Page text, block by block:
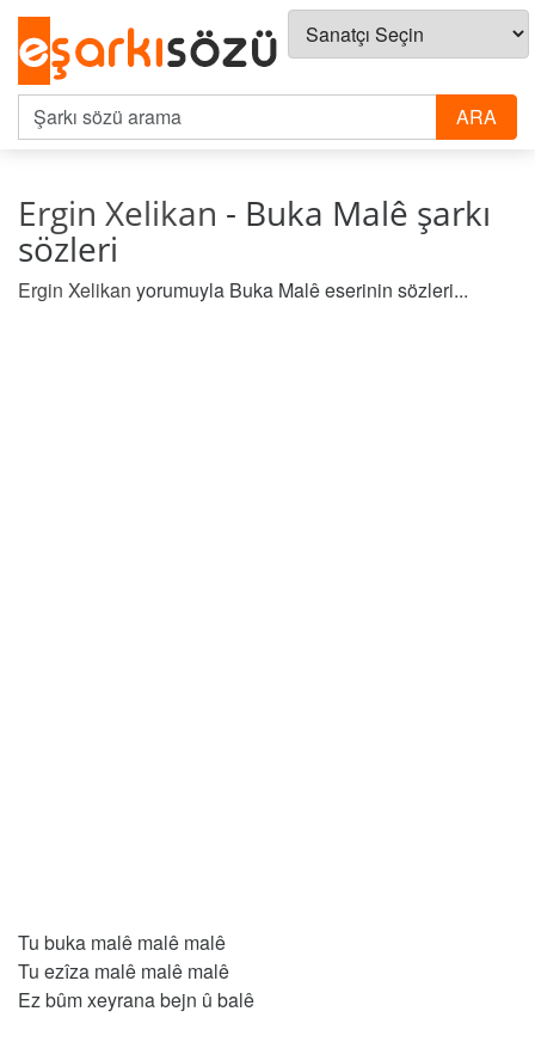
Ergin Xelikan - Buka Malê şarkı
sözleri
Ergin Xelikan yorumuyla Buka Malê eserinin sözleri...
Tu buka malê malê malê
Tu ezîza malê malê malê
Ez bûm xeyrana bejn û balê